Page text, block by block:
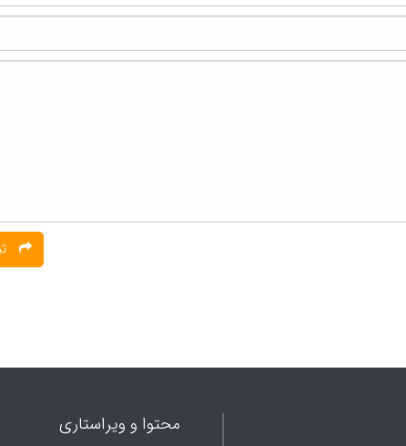
محتوا و ویراستاری